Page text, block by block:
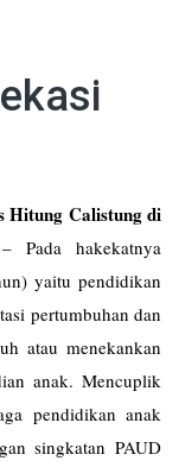
Hitung Calistung di
– Pada hakekatnya
yaitu pendidikan
pertumbuhan dan
atau menekankan
anak. Mencuplik
pendidikan anak
singkatan PAUD